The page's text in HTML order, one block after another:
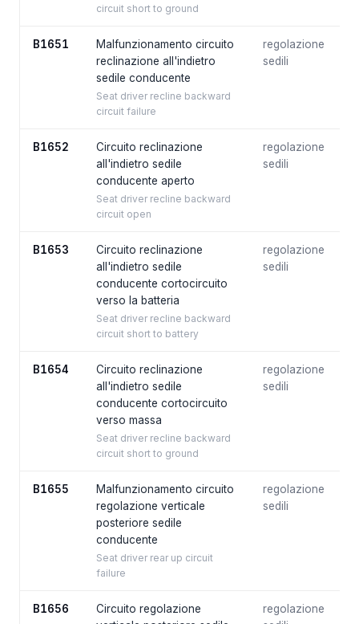
circuit short to ground
B1651
Malfunzionamento circuito
reclinazione all'indietro
sedile conducente
Seat driver recline backward
circuit failure
regolazione
sedili
B1652
Circuito reclinazione
all'indietro sedile
conducente aperto
Seat driver recline backward
circuit open
regolazione
sedili
B1653
Circuito reclinazione
all'indietro sedile
conducente cortocircuito
verso la batteria
Seat driver recline backward
circuit short to battery
regolazione
sedili
B1654
Circuito reclinazione
all'indietro sedile
conducente cortocircuito
verso massa
Seat driver recline backward
circuit short to ground
regolazione
sedili
B1655
Malfunzionamento circuito
regolazione verticale
posteriore sedile
conducente
Seat driver rear up circuit
failure
regolazione
sedili
B1656
Circuito regolazione
regolazione